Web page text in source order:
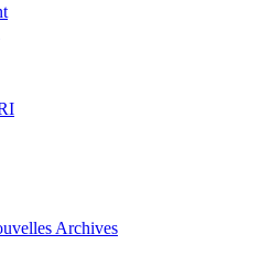
Archives